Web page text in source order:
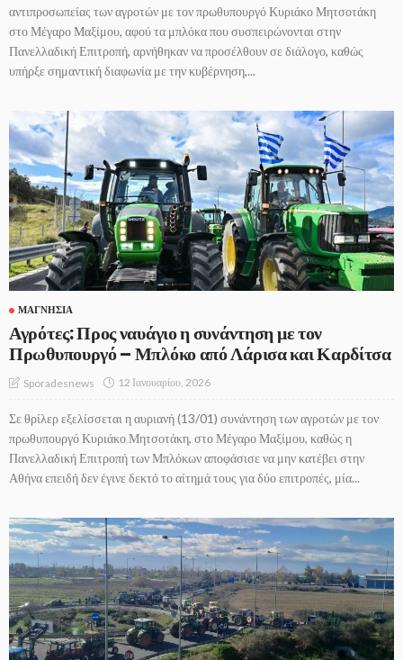
αντιπροσωπείας των αγροτών με τον πρωθυπουργό Κυριάκο Μητσοτάκη
στο Μέγαρο Μαξίμου, αφού τα μπλόκα που συσπειρώνονται στην
Πανελλαδική Επιτροπή, αρνήθηκαν να προσέλθουν σε διάλογο, καθώς
υπήρξε σημαντική διαφωνία με την κυβέρνηση,...
ΜΑΓΝΗΣΊΑ
Αγρότες: Προς ναυάγιο η συνάντηση με τον
Πρωθυπουργό – Μπλόκο από Λάρισα και Καρδίτσα
Sporadesnews 12 Ιανουαρίου, 2026
Σε θρίλερ εξελίσσεται η αυριανή (13/01) συνάντηση των αγροτών με τον
πρωθυπουργό Κυριάκο Μητσοτάκη, στο Μέγαρο Μαξίμου, καθώς η
Πανελλαδική Επιτροπή των Μπλόκων αποφάσισε να μην κατέβει στην
Αθήνα επειδή δεν έγινε δεκτό το αίτημά τους για δύο επιτροπές, μία...